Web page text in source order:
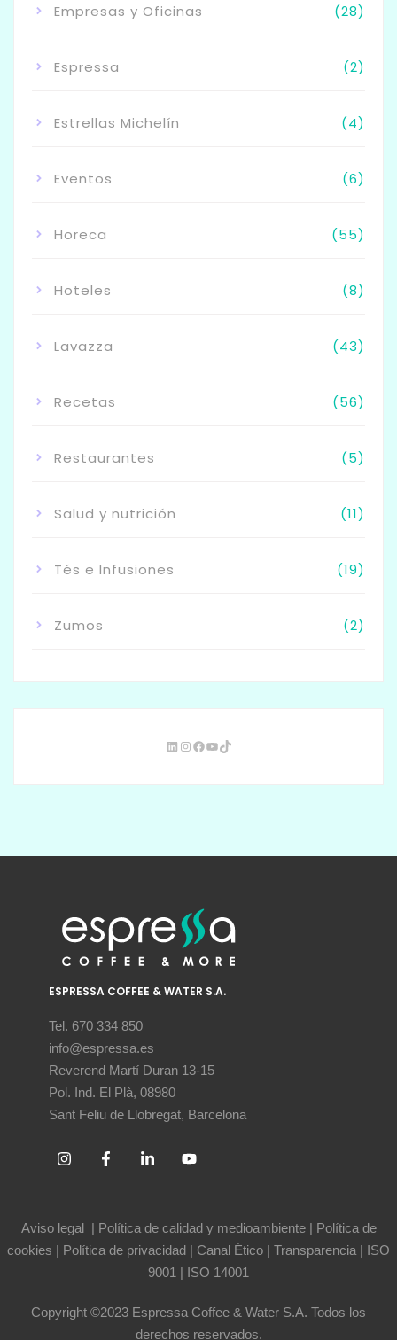
Empresas y Oficinas (28)
Espressa (2)
Estrellas Michelín (4)
Eventos (6)
Horeca (55)
Hoteles (8)
Lavazza (43)
Recetas (56)
Restaurantes (5)
Salud y nutrición (11)
Tés e Infusiones (19)
Zumos (2)
ESPRESSA COFFEE & WATER S.A.
Tel. 670 334 850
info@espressa.es
Reverend Martí Duran 13-15
Pol. Ind. El Plà, 08980
Sant Feliu de Llobregat, Barcelona
Aviso legal | Política de calidad y medioambiente| Política de
cookies | Política de privacidad | Canal Ético | Transparencia | ISO
9001 | ISO 14001
Copyright ©2023 Espressa Coffee & Water S.A. Todos los
derechos reservados.